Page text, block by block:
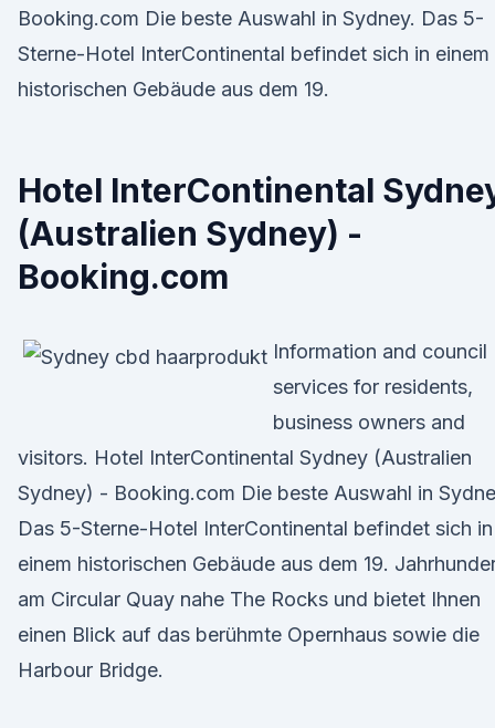
Booking.com Die beste Auswahl in Sydney. Das 5-
Sterne-Hotel InterContinental befindet sich in einem
historischen Gebäude aus dem 19.
Hotel InterContinental
(Australien Sydney) -
Booking.com
Information and council
services for residents,
business owners and
visitors. Hotel InterContinental Sydney (Australien
Sydney) - Booking.com Die beste Auswahl in
Das 5-Sterne-Hotel InterContinental befindet sich in
einem historischen Gebäude aus dem 19.
am Circular Quay nahe The Rocks und bietet Ihnen
einen Blick auf das berühmte Opernhaus sowie die
Harbour Bridge.